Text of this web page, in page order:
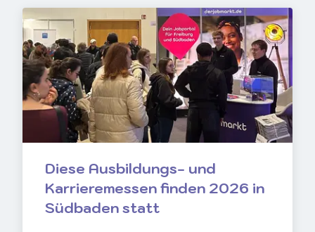
Diese Ausbildungs- und
Karrieremessen finden 2026 in
Südbaden statt